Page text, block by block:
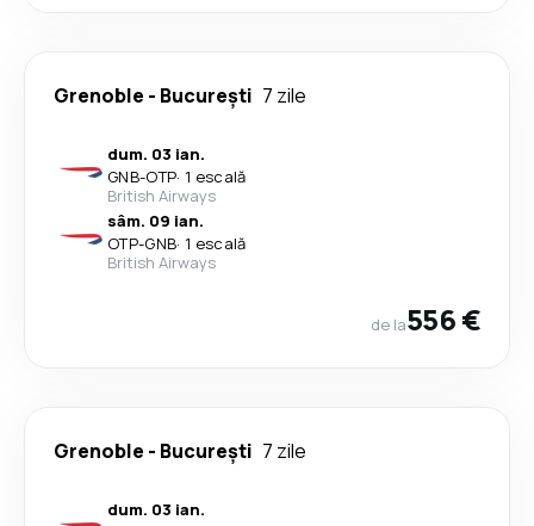
Grenoble - București 7 zile
dum. 03 ian.
GNB-OTP· 1 escală
British Airways
sâm. 09 ian.
OTP-GNB· 1 escală
British Airways
de la556 €
Grenoble - București 7 zile
dum. 03 ian.